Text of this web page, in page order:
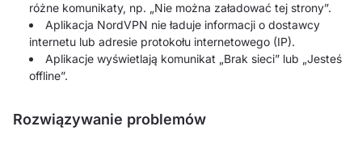
różne komunikaty, np. „Nie można załadować tej strony”.
Aplikacja NordVPN nie ładuje informacji o dostawcy
internetu lub adresie protokołu internetowego (IP).
Aplikacje wyświetlają komunikat „Brak sieci” lub „Jesteś
offline”.
Rozwiązywanie problemów